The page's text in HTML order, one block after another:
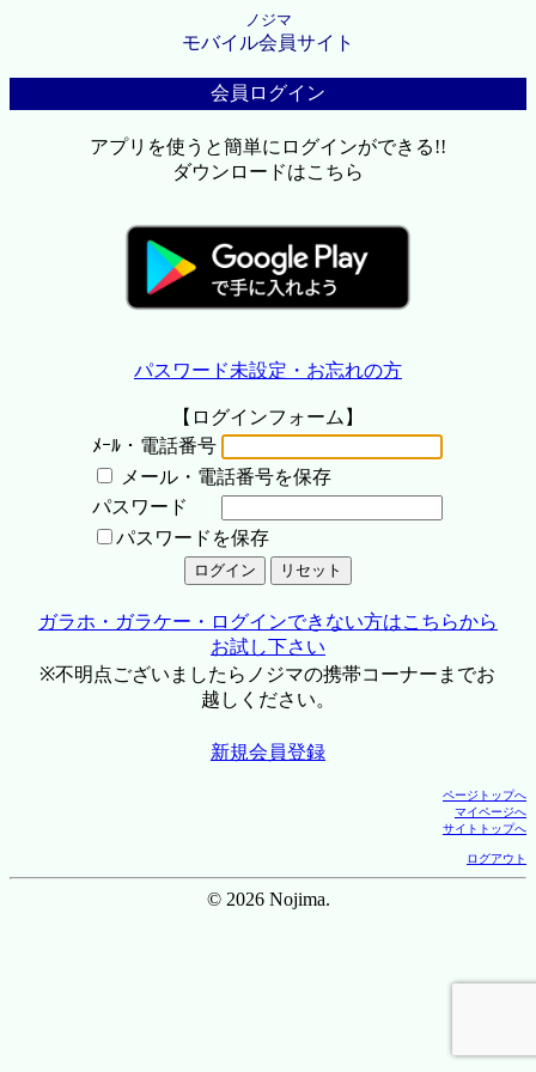
ノジマ
モバイル会員サイト
会員ログイン
アプリを使うと簡単にログインができる!!
ダウンロードはこちら
パスワード未設定・お忘れの方
【ログインフォーム】
ﾒｰﾙ・電話番号
メール・電話番号を保存
パスワード
パスワードを保存
ガラホ・ガラケー・ログインできない方はこちらから
お試し下さい
※不明点ございましたらノジマの携帯コーナーまでお
越しください。
新規会員登録
ページトップへ
マイページへ
サイトトップへ
ログアウト
© 2026 Nojima.